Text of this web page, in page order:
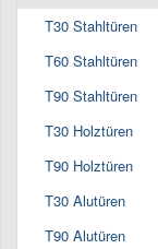
T30 Stahltüren
T60 Stahltüren
T90 Stahltüren
T30 Holztüren
T90 Holztüren
T30 Alutüren
T90 Alutüren